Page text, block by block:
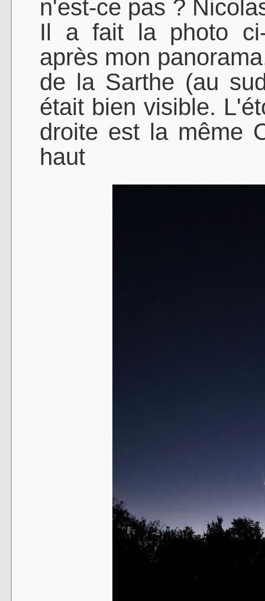
n'est-ce pas ?
Il a fait la photo ci-
après mon
de la Sarthe (au
était bien visible.
droite est la même
haut